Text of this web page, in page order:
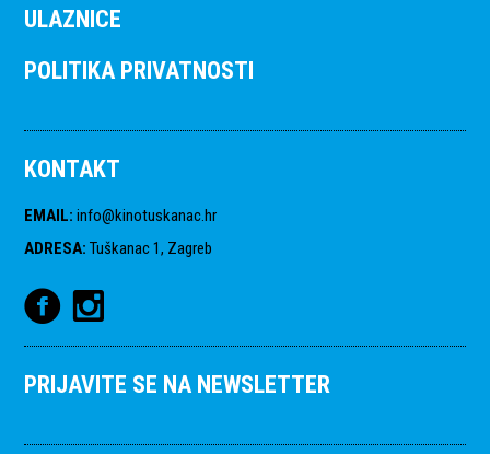
ULAZNICE
POLITIKA PRIVATNOSTI
KONTAKT
EMAIL: info@kinotuskanac.hr
ADRESA: Tuškanac 1, Zagreb
PRIJAVITE SE NA NEWSLETTER